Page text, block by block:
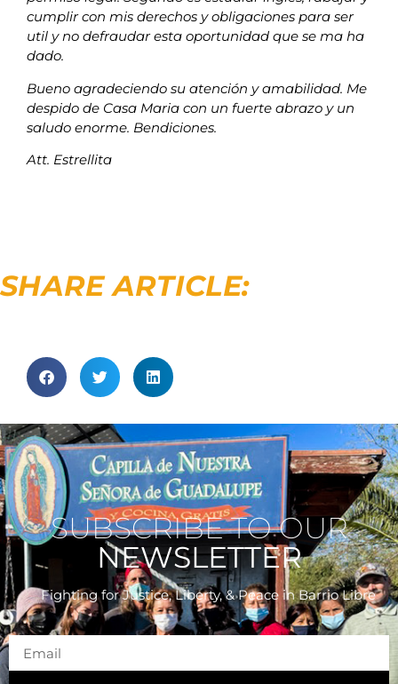
cumplir con mis derechos y obligaciones para ser
util y no defraudar esta oportunidad que se ma ha
dado.
Bueno agradeciendo su atención y amabilidad. Me
despido de Casa Maria con un fuerte abrazo y un
saludo enorme. Bendiciones.
Att. Estrellita
SHARE ARTICLE:
SUBSCRIBE TO OUR
NEWSLETTER
Fighting for Justice, Liberty, & Peace in Barrio Libre